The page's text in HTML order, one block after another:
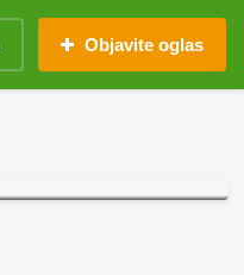
Objavite oglas